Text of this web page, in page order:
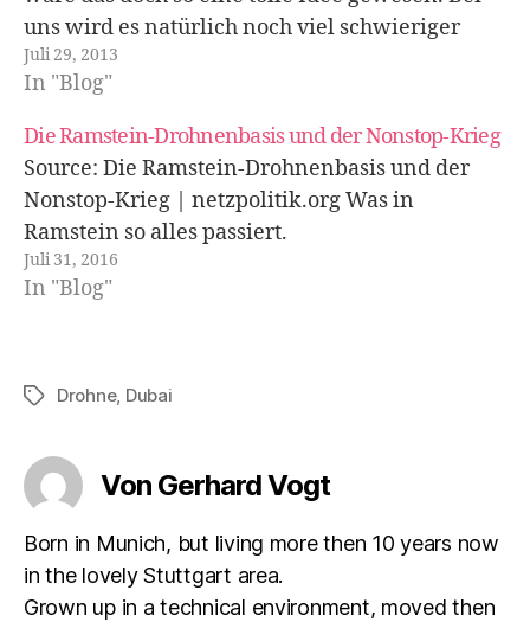
uns wird es natürlich noch viel schwieriger
werden, wenn wir bei den Regierungsdrohnen
schon so ein grosses Zulassungsproblem hatten
;-)
Juli 29, 2013
In "Blog"
Die Ramstein-Drohnenbasis und der Nonstop-Krieg
Source: Die Ramstein-Drohnenbasis und der
Nonstop-Krieg | netzpolitik.org Was in
Ramstein so alles passiert.
Juli 31, 2016
In "Blog"
Schlagwörter
Drohne, Dubai
Von Gerhard Vogt
Born in Munich, but living more then 10 years now
in the lovely Stuttgart area.
Grown up in a technical environment, moved then